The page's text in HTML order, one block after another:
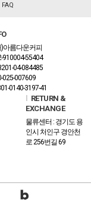
FAQ
)아름다운커피
910004-55404
04-084485
025-007609
0140-3197-41
RETURN &
EXCHANGE
물류센터 : 경기도 용
인시 처인구 경안천
로 256번길 69